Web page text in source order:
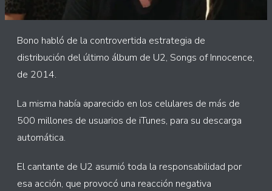
Bono habló de la controvertida estrategia de
distribución del último álbum de U2, Songs of Innocence,
de 2014.
La misma había aparecido en los celulares de más de
500 millones de usuarios de iTunes, para su descarga
automática.
El cantante de U2 asumió toda la responsabilidad por
esa acción, que provocó una reacción negativa